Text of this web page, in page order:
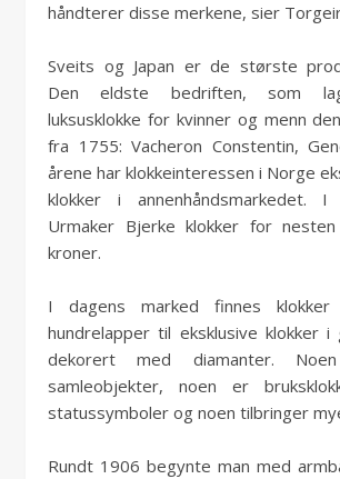
håndterer disse merkene, sier
Sveits og Japan er de største
Den eldste bedriften, som
luksusklokke for kvinner og menn
fra 1755: Vacheron Constentin,
årene har klokkeinteressen i Norge
klokker i annenhåndsmarkedet.
Urmaker Bjerke klokker for
kroner.
I dagens marked finnes
hundrelapper til eksklusive klokker i
dekorert med diamanter.
samleobjekter, noen er
statussymboler og noen tilbringer
Rundt 1906 begynte man med